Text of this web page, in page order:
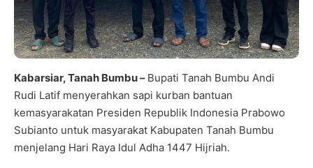
Kabarsiar, Tanah Bumbu – Bupati Tanah Bumbu Andi
Rudi Latif menyerahkan sapi kurban bantuan
kemasyarakatan Presiden Republik Indonesia Prabowo
Subianto untuk masyarakat Kabupaten Tanah Bumbu
menjelang Hari Raya Idul Adha 1447 Hijriah.